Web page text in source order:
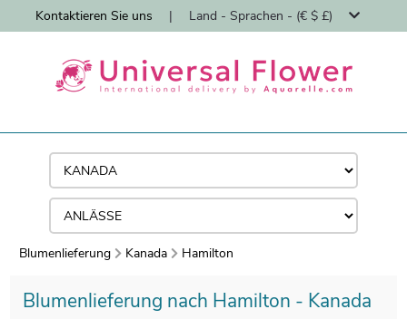
Kontaktieren Sie uns | Land - Sprachen - (€ $ £)
Blumenlieferung Kanada Hamilton
Blumenlieferung nach Hamilton - Kanada